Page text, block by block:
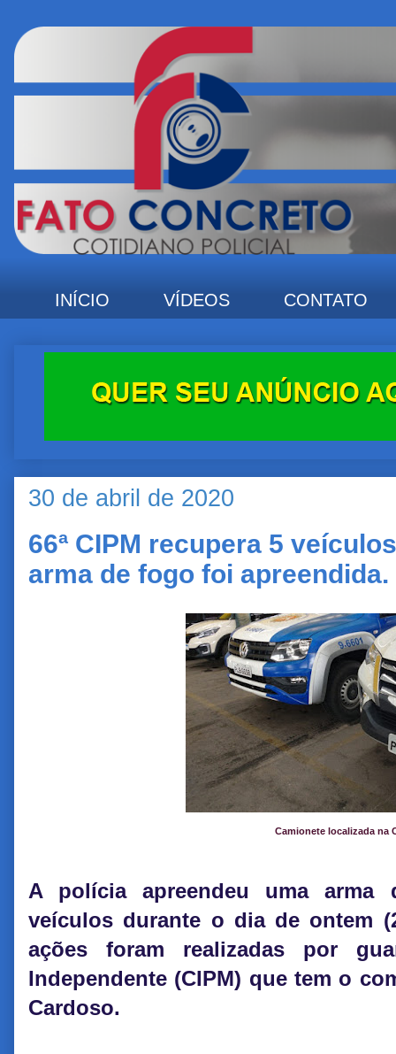
INÍCIO VÍDEOS CONTATO
30 de abril de 2020
66ª CIPM recupera 5
arma de fogo foi apreendida.
Camionete localizada na
A polícia apreendeu uma
veículos durante o dia de ontem
ações foram realizadas por
Independente (CIPM) que tem o
Cardoso.